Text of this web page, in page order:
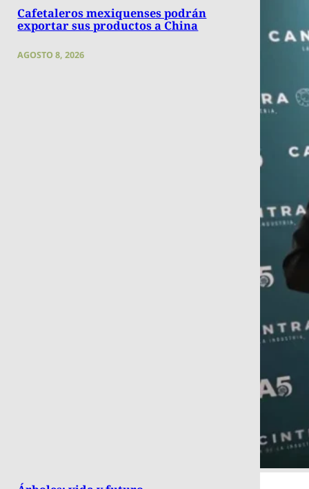
Cafetaleros mexiquenses podrán
exportar sus productos a China
AGOSTO 8, 2026